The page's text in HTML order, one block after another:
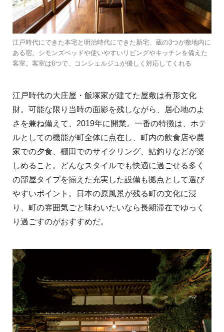
江戸時代にできた本宅と明治時代にできた新宅、蔵の3つが敷地内に
ある宿。シモンズベッドや使いやすいリビングやキッチンを備えた
客室。客室は6つで、コンシェルジュが優しく対応してくれる
江戸時代の大庄屋・飯塚家が建てた屋敷は有形文化
財。可能な限り当時の面影を残しながら、居心地のよ
さを兼ね備えて、2019年に開業。一番の特徴は、ホテ
ルとしての機能が町全体に点在し、町内の飲食店や農
家での夕食、棚田でのサイクリング、鮎釣りなどが楽
しめること。どんなスタイルでも快適に過ごせる多く
の部屋タイプを揃えた充実した設備も拠点として選び
やすいポイント。日本の原風景が残る町の文化に浸
り、町の雰囲気ごと味わいたいなら長期滞在でゆっく
り過ごすのがおすすめだ。